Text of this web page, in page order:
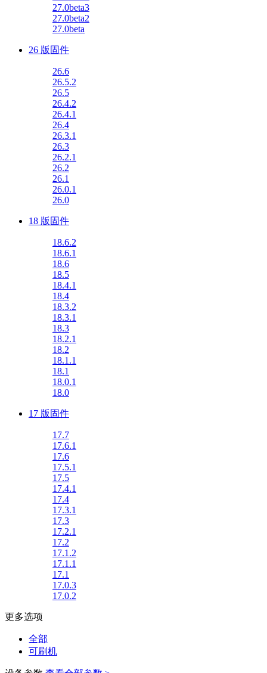
27.0beta3
27.0beta2
27.0beta
26 版固件
26.6
26.5.2
26.5
26.4.2
26.4.1
26.4
26.3.1
26.3
26.2.1
26.2
26.1
26.0.1
26.0
18 版固件
18.6.2
18.6.1
18.6
18.5
18.4.1
18.4
18.3.2
18.3.1
18.3
18.2.1
18.2
18.1.1
18.1
18.0.1
18.0
17 版固件
17.7
17.6.1
17.6
17.5.1
17.5
17.4.1
17.4
17.3.1
17.3
17.2.1
17.2
17.1.2
17.1.1
17.1
17.0.3
17.0.2
更多选项
全部
可刷机